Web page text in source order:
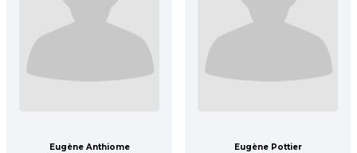
Eugène Anthiome Eugène Pottier